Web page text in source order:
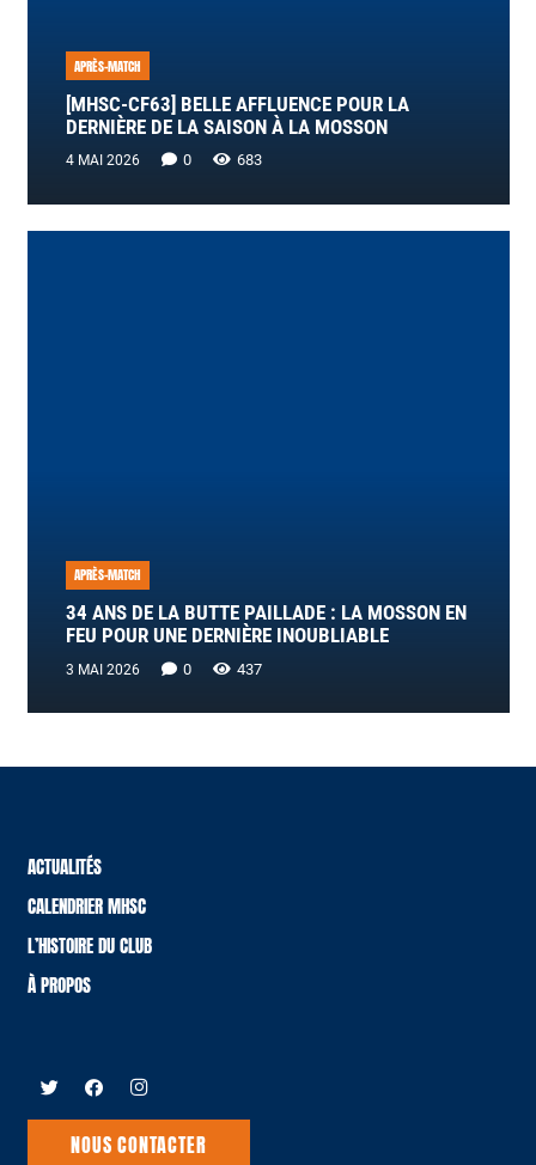
APRÈS-MATCH
[MHSC-CF63] BELLE AFFLUENCE POUR LA
DERNIÈRE DE LA SAISON À LA MOSSON
4 MAI 2026 0 683
APRÈS-MATCH
34 ANS DE LA BUTTE PAILLADE : LA MOSSON EN
FEU POUR UNE DERNIÈRE INOUBLIABLE
3 MAI 2026 0 437
ACTUALITÉS
CALENDRIER MHSC
L’HISTOIRE DU CLUB
À PROPOS
NOUS CONTACTER